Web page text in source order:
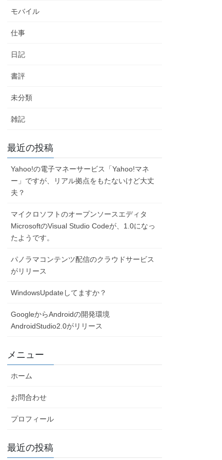
モバイル
仕事
日記
書評
未分類
雑記
最近の投稿
Yahoo!の電子マネーサービス「Yahoo!マネ
ー」ですが、リアル拠点をもたないけど大丈
夫？
マイクロソフトのオープンソースエディタ
MicrosoftのVisual Studio Codeが、1.0になっ
たようです。
パノラマコンテンツ配信のクラウドサービス
がリリース
WindowsUpdateしてますか？
GoogleからAndroidの開発環境
AndroidStudio2.0がリリース
メニュー
ホーム
お問合わせ
プロフィール
最近の投稿